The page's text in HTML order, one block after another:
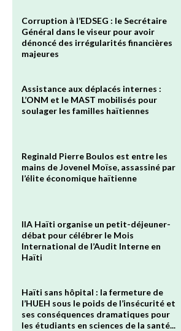
Corruption à l’EDSEG : le Secrétaire
Général dans le viseur pour avoir
dénoncé des irrégularités financières
majeures
Assistance aux déplacés internes :
L’ONM et le MAST mobilisés pour
soulager les familles haïtiennes
Reginald Pierre Boulos est entre les
mains de Jovenel Moïse, assassiné par
l’élite économique haïtienne
IIA Haïti organise un petit-déjeuner-
débat pour célébrer le Mois
International de l’Audit Interne en
Haïti
Haïti sans hôpital : la fermeture de
l’HUEH sous le poids de l’insécurité et
ses conséquences dramatiques pour
les étudiants en sciences de la santé...